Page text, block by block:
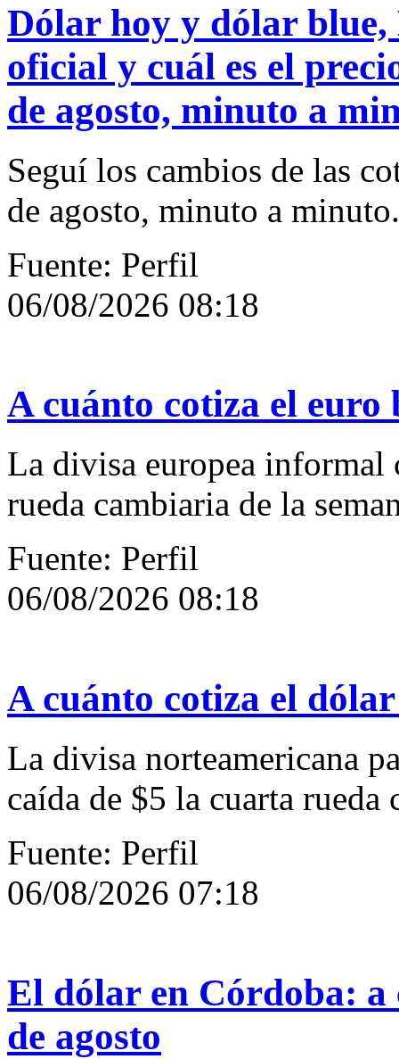
Dólar hoy y dólar
oficial y cuál es el
de agosto, minuto a
Seguí los cambios de las
de agosto, minuto a minuto.
Fuente: Perfil
06/08/2026 08:18
A cuánto cotiza el euro
La divisa europea informal
rueda cambiaria de la
Fuente: Perfil
06/08/2026 08:18
A cuánto cotiza el
La divisa norteamericana
caída de $5 la cuarta rueda
Fuente: Perfil
06/08/2026 07:18
El dólar en Córdoba: a
de agosto